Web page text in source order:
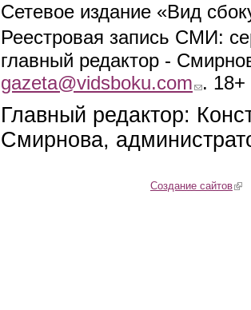
Сетевое издание «Вид
Реестровая запись СМИ:
главный редактор -
gazeta@vidsboku.com (link sends e-
. 18+
Главный редактор:
Смирнова,
Создание сайтов